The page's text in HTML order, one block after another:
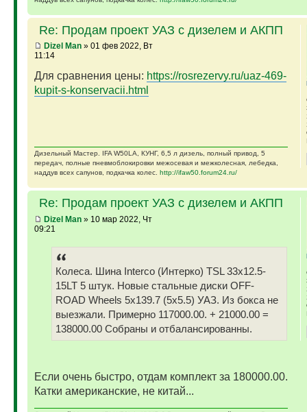
Re: Продам проект УАЗ с дизелем и АКПП
Dizel Man» 01 фев 2022, Вт
11:14
Для сравнения цены: https://rosrezervy.ru/uaz-469-
kupit-s-konservacii.html
Дизельный Мастер. IFA W50LA, КУНГ, 6,5 л дизель, полный привод, 5
передач, полные пневмоблокировки межосевая и межколесная, лебедка,
наддув всех сапунов, подкачка колес. http://ifaw50.forum24.ru/
Re: Продам проект УАЗ с дизелем и АКПП
Dizel Man» 10 мар 2022, Чт
09:21
Колеса. Шина Interco (Интерко) TSL 33x12.5-
15LT 5 штук. Новые стальные диски OFF-
ROAD Wheels 5x139.7 (5x5.5) УАЗ. Из бокса не
выезжали. Примерно 117000.00. + 21000.00 =
138000.00 Собраны и отбалансированны.
Если очень быстро, отдам комплект за 180000.00.
Катки американские, не китай...